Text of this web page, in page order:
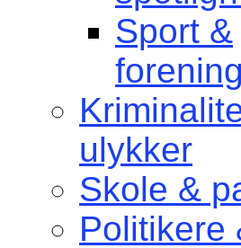
Sport &
ulykker
Skole &
Politikere